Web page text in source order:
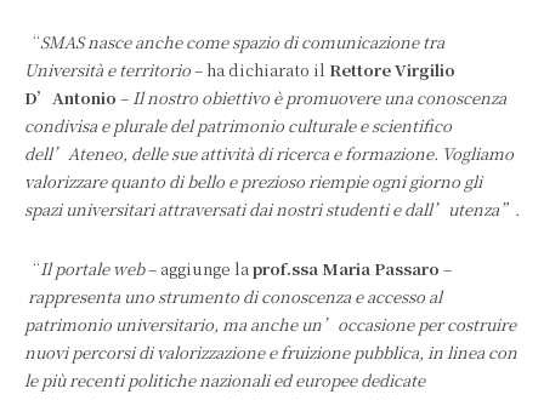
“SMAS nasce anche come spazio di comunicazione tra
Università e territorio– ha dichiarato il Rettore Virgilio
D’Antonio – Il nostro obiettivo è promuovere una conoscenza
condivisa e plurale del patrimonio culturale e scientifico
dell’Ateneo, delle sue attività di ricerca e formazione. Vogliamo
valorizzare quanto di bello e prezioso riempie ogni giorno gli
spazi universitari attraversati dai nostri studenti e dall’utenza”.
“Il portale web– aggiunge laprof.ssa Maria Passaro –
rappresenta uno strumento di conoscenza e accesso al
patrimonio universitario, ma anche un’occasione per costruire
nuovi percorsi di valorizzazione e fruizione pubblica, in linea con
le più recenti politiche nazionali ed europee dedicate